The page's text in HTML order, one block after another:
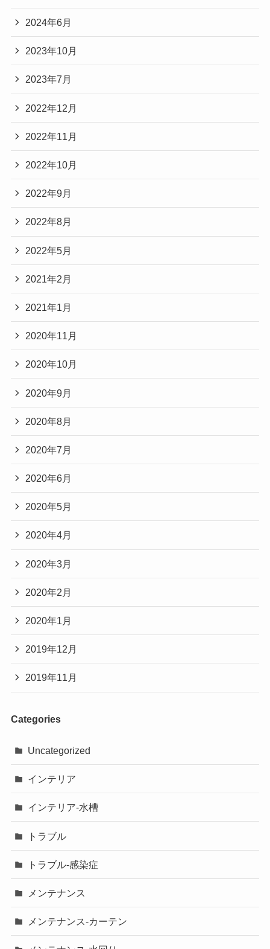
2024年6月
2023年10月
2023年7月
2022年12月
2022年11月
2022年10月
2022年9月
2022年8月
2022年5月
2021年2月
2021年1月
2020年11月
2020年10月
2020年9月
2020年8月
2020年7月
2020年6月
2020年5月
2020年4月
2020年3月
2020年2月
2020年1月
2019年12月
2019年11月
Categories
Uncategorized
インテリア
インテリア-水槽
トラブル
トラブル-感染症
メンテナンス
メンテナンス-カーテン